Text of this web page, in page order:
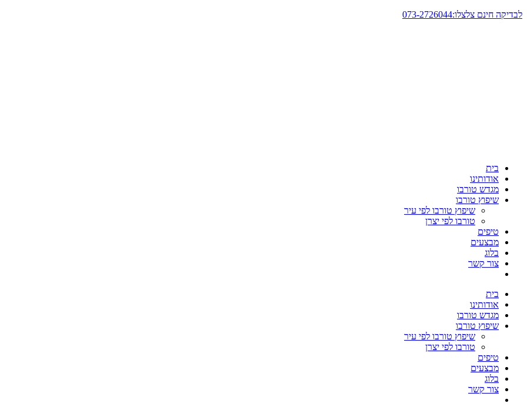
דלג
לבדיקה חינם צלצלו:073-2726044
בית
אודותינו
מגדש טורבו
שיפוץ טורבו
שיפוץ טורבו לפי עיר
טורבו לפי יצרן
טיפים
מבצעים
בלוג
צור קשר
בית
אודותינו
מגדש טורבו
שיפוץ טורבו
שיפוץ טורבו לפי עיר
טורבו לפי יצרן
טיפים
מבצעים
בלוג
צור קשר